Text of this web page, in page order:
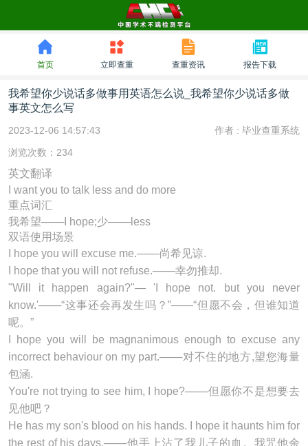
首页 立即查重 查重资讯 报告下载
我希望你少说话多做事用英语怎么说_我希望你少说话多做
事英文怎么写
2023-12-06 14:57:43 作者 : 毕业查重系统
浏览次数：234
英文翻译
I want you to talk less and do more
重点词汇
我希望───I hope;少───less
双语使用场景
I hope you will excuse me.───尚希见谅.
I hope that you will not refuse.───幸勿推却.
"Will it happen again?"— 'I hope not. but you never
know.'───“这事还会再发生吗？”——“但愿不会，但谁知道
呢。”
I hope you will be magnanimous enough to excuse any
incorrect behaviour on my part.───对不住的地方,望您海量
包涵.
You're not trying to see him, I hope?───但愿你不是想要去
见他吧？
He has my son's blood on his hands. I hope it haunts him for
the rest of his days.───他手上沾了我儿子的血。我咒他余